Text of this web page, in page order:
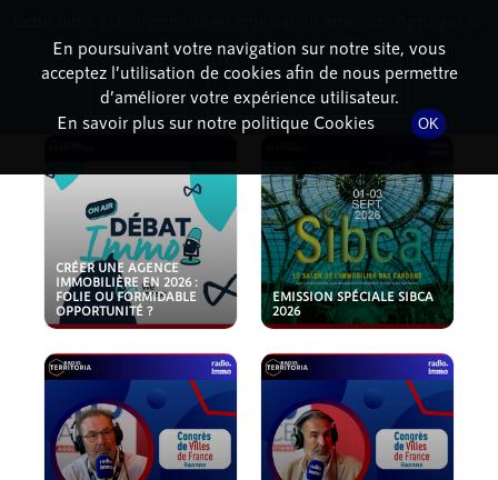
PODCASTS
CRÉER UNE AGENCE
IMMOBILIÈRE EN 2026 :
FOLIE OU FORMIDABLE
OPPORTUNITÉ ?
EMISSION SPÉCIALE SIBCA
2026
En poursuivant votre navigation sur notre site, vous
acceptez l’utilisation de cookies afin de nous permettre
d’améliorer votre expérience utilisateur.
En savoir plus sur notre politique Cookies
OK
dessous pour l'installer.
Non merci Télécharger l'application